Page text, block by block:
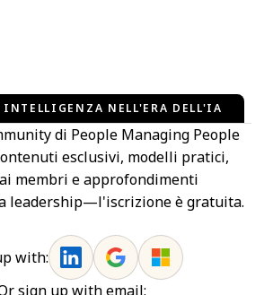
NELL'ERA DELL'IA
di People Managing People
esclusivi, modelli pratici,
membri e approfondimenti
leadership—l'iscrizione è gratuita.
with:
sign up with email: